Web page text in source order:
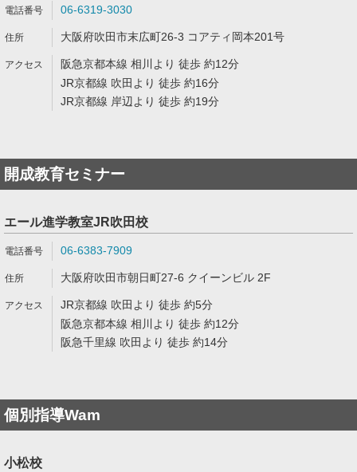
06-6319-3030
大阪府吹田市末広町26-3 コアティ岡本201号
阪急京都本線 相川より 徒歩 約12分
JR京都線 吹田より 徒歩 約16分
JR京都線 岸辺より 徒歩 約19分
開成教育セミナー
エール進学教室JR吹田校
06-6383-7909
大阪府吹田市朝日町27-6 クイーンビル 2F
JR京都線 吹田より 徒歩 約5分
阪急京都本線 相川より 徒歩 約12分
阪急千里線 吹田より 徒歩 約14分
個別指導Wam
小松校